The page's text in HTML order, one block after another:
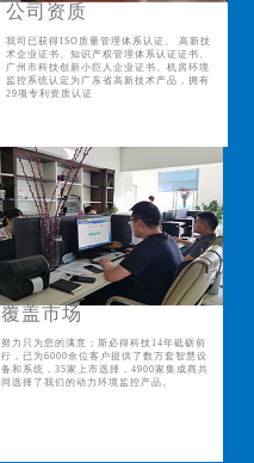
公司资质
我司已获得ISO质量管理体系认证、 高新技
术企业证书、知识产权管理体系认证证书、
广州市科技创新小巨人企业证书、机房环境
监控系统认定为广东省高新技术产品，拥有
29项专利资质认证
覆盖市场
努力只为您的满意；斯必得科技14年砥砺前
行，已为6000余位客户提供了数万套智慧设
备和系统，35家上市选择，4900家集成商共
同选择了我们的动力环境监控产品。